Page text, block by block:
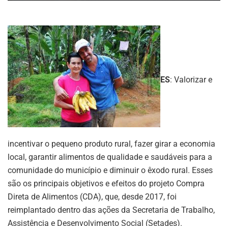
ES: Valorizar e
incentivar o pequeno produto rural, fazer girar a economia
local, garantir alimentos de qualidade e saudáveis para a
comunidade do município e diminuir o êxodo rural. Esses
são os principais objetivos e efeitos do projeto Compra
Direta de Alimentos (CDA), que, desde 2017, foi
reimplantado dentro das ações da Secretaria de Trabalho,
Assistência e Desenvolvimento Social (Setades).